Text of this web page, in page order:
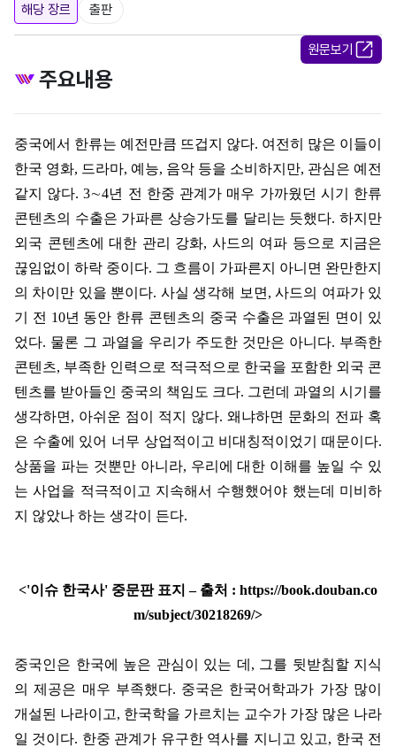
해당 장르
출판
원문보기
주요내용
중국에서 한류는 예전만큼 뜨겁지 않다. 여전히 많은 이들이
한국 영화, 드라마, 예능, 음악 등을 소비하지만, 관심은 예전
같지 않다. 3∼4년 전 한중 관계가 매우 가까웠던 시기 한류
콘텐츠의 수출은 가파른 상승가도를 달리는 듯했다.하지만
외국 콘텐츠에 대한 관리 강화, 사드의 여파 등으로 지금은
끊임없이 하락 중이다. 그 흐름이 가파른지 아니면 완만한지
의 차이만 있을 뿐이다. 사실 생각해 보면 ,사드의 여파가 있
기 전 10년 동안 한류 콘텐츠의 중국 수출은 과열된 면이 있
었다. 물론 그 과열을 우리가 주도한 것만은 아니다. 부족한
콘텐츠, 부족한 인력으로 적극적으로 한국을 포함한 외국 콘
텐츠를 받아들인 중국의 책임도 크다. 그런데 과열의 시기를
생각하면 , 아쉬운 점이 적지 않다. 왜냐하면 문화의 전파 혹
은 수출에 있어 너무 상업적이고 비대칭적이었기 때문이다.
상품을 파는 것뿐만 아니라, 우리에 대한 이해를 높일 수 있
는 사업을 적극적이고 지속해서 수행했어야 했는데 미비하
지 않았나 하는 생각이 든다.
<'이슈 한국사' 중문판 표지– 출처 : https://book.douban.co
m/subject/30218269/>
중국인은 한국에 높은 관심이 있는 데 , 그를 뒷받침할 지식
의 제공은 매우 부족했다. 중국은 한국어학과가 가장 많이
개설된 나라이고, 한국학을 가르치는 교수가 가장 많은 나라
일 것이다. 한중 관계가 유구한 역사를 지니고 있고, 한국 전